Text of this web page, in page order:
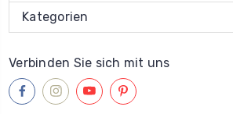
Kategorien
Verbinden Sie sich mit uns